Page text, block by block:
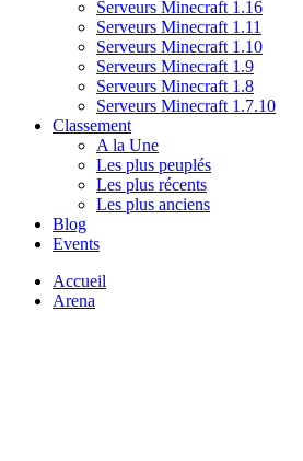
Serveurs Minecraft 1.16
Serveurs Minecraft 1.11
Serveurs Minecraft 1.10
Serveurs Minecraft 1.9
Serveurs Minecraft 1.8
Serveurs Minecraft 1.7.10
Classement
A la Une
Les plus peuplés
Les plus récents
Les plus anciens
Blog
Events
Accueil
Arena